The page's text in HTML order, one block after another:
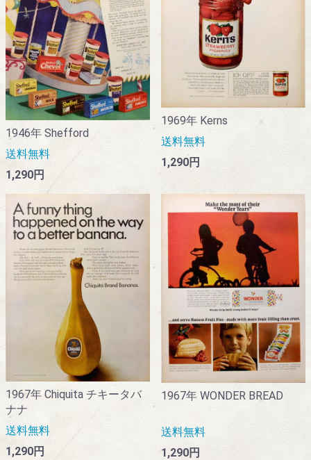
1946年 Shefford
送料無料
1,290円
1969年 Kerns
送料無料
1,290円
1967年 Chiquita チキータバ
ナナ
送料無料
1,290円
1967年 WONDER BREAD
送料無料
1,290円